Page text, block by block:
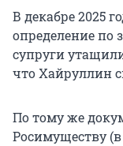
В декабре 2025
определение по
супруги
что Хайруллин
По тому же
Росимуществу